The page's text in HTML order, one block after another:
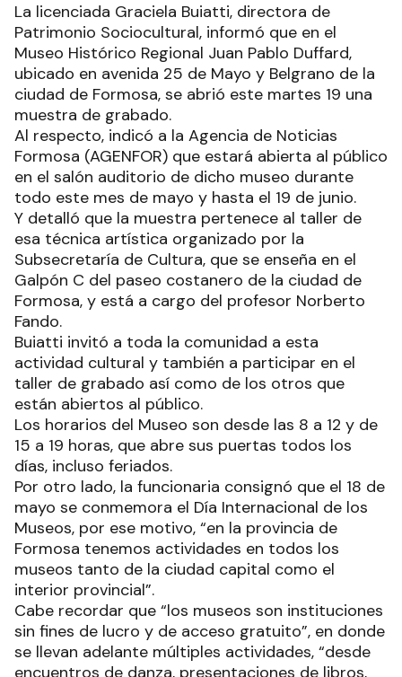
La licenciada Graciela Buiatti, directora de
Patrimonio Sociocultural, informó que en el
Museo Histórico Regional Juan Pablo Duffard,
ubicado en avenida 25 de Mayo y Belgrano de la
ciudad de Formosa, se abrió este martes 19 una
muestra de grabado.
Al respecto, indicó a la Agencia de Noticias
Formosa (AGENFOR) que estará abierta al público
en el salón auditorio de dicho museo durante
todo este mes de mayo y hasta el 19 de junio.
Y detalló que la muestra pertenece al taller de
esa técnica artística organizado por la
Subsecretaría de Cultura, que se enseña en el
Galpón C del paseo costanero de la ciudad de
Formosa, y está a cargo del profesor Norberto
Fando.
Buiatti invitó a toda la comunidad a esta
actividad cultural y también a participar en el
taller de grabado así como de los otros que
están abiertos al público.
Los horarios del Museo son desde las 8 a 12 y de
15 a 19 horas, que abre sus puertas todos los
días, incluso feriados.
Por otro lado, la funcionaria consignó que el 18 de
mayo se conmemora el Día Internacional de los
Museos, por ese motivo, “en la provincia de
Formosa tenemos actividades en todos los
museos tanto de la ciudad capital como el
interior provincial”.
Cabe recordar que “los museos son instituciones
sin fines de lucro y de acceso gratuito”, en donde
se llevan adelante múltiples actividades, “desde